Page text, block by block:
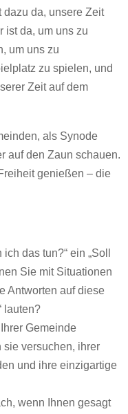
dazu da, unsere Zeit
ist da, um uns zu
um uns zu
zu spielen, und
Zeit auf dem
als Synode
auf den Zaun schauen.
genießen – die
das tun?“ ein „Soll
Sie mit Situationen
Antworten auf diese
lauten?
Gemeinde
versuchen, ihrer
und ihre einzigartige
wenn Ihnen gesagt